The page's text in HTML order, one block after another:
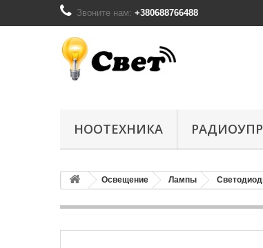
Звоните нам: +380688766488
НООТЕХНИКА
Освещение Лампы